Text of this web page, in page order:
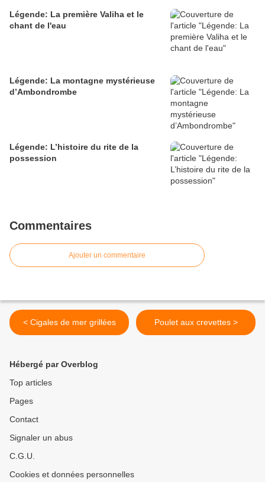
Légende: La première Valiha et le
chant de l'eau
Légende: La montagne mystérieuse
d’Ambondrombe
Légende: L’histoire du rite de la
possession
Commentaires
Ajouter un commentaire
< Cigales de mer grillées Poulet aux crevettes >
Hébergé par Overblog
Top articles
Pages
Contact
Signaler un abus
C.G.U.
Cookies et données personnelles